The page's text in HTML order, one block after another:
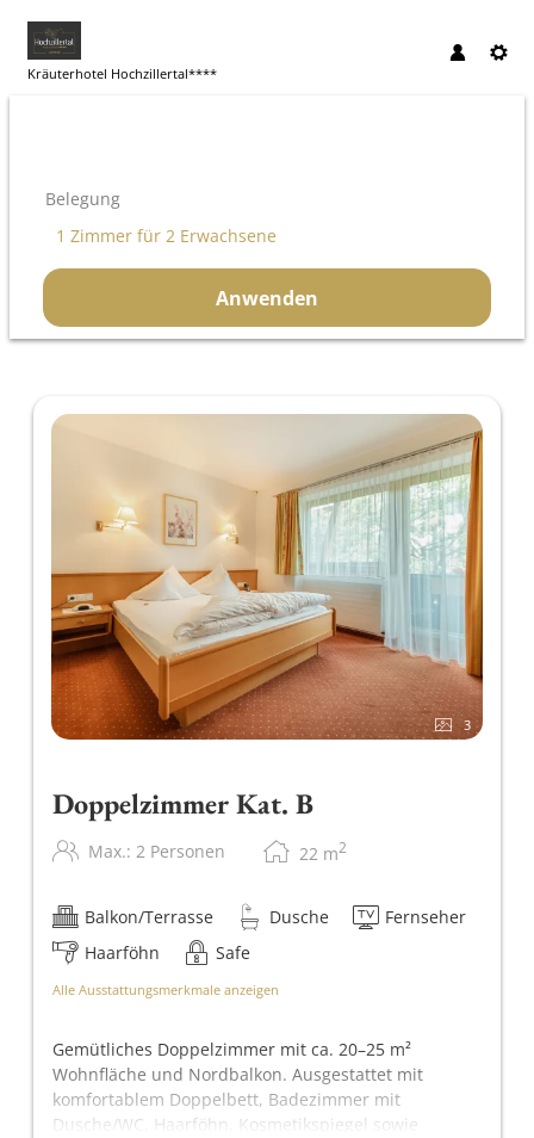
Belegung
1 Zimmer für 2 Erwachsene
Anwenden
Kräuterhotel Hochzillertal****
Unsere Angebote im Zimmer
3
Doppelzimmer Kat. B
Max.: 2 Personen 22 m2
Balkon/Terrasse Dusche
Fernseher
Haarföhn
Safe
Alle Ausstattungsmerkmale anzeigen
Gemütliches Doppelzimmer mit ca. 20–25 m²
Wohnfläche und Nordbalkon. Ausgestattet mit
komfortablem Doppelbett, Badezimmer mit
Dusche/WC, Haarföhn, Kosmetikspiegel sowie